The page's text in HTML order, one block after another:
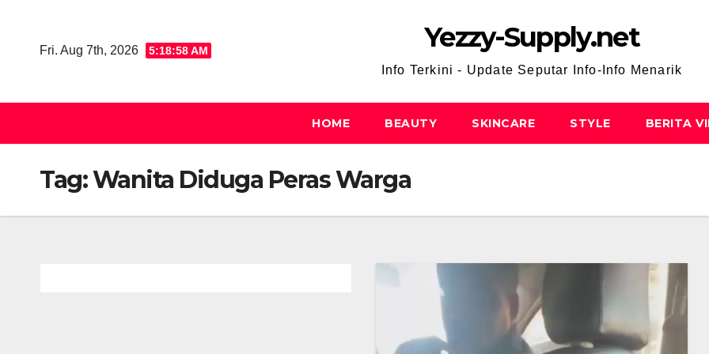
Fri. Aug 7th, 2026 5:18:58 AM Yezzy-Supply.net
Info Terkini - Update Seputar Info-Info Menarik
HOME BEAUTY SKINCARE STYLE BERITA
Tag:Wanita Diduga Peras Warga